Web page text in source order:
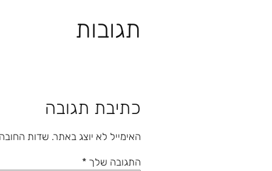
תגובות
כתיבת תגובה
האימייל לא יוצג באתר. שדות
התגובה שלך *